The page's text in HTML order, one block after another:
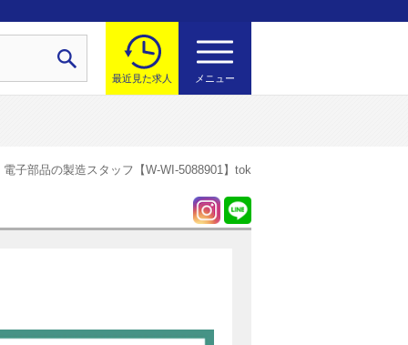
最近見た求人 メニュー
電子部品の製造スタッフ【W-WI-5088901】tok